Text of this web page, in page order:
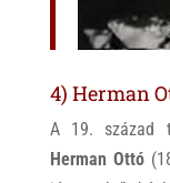
4) Herman
A 19. század
Herman Ottó